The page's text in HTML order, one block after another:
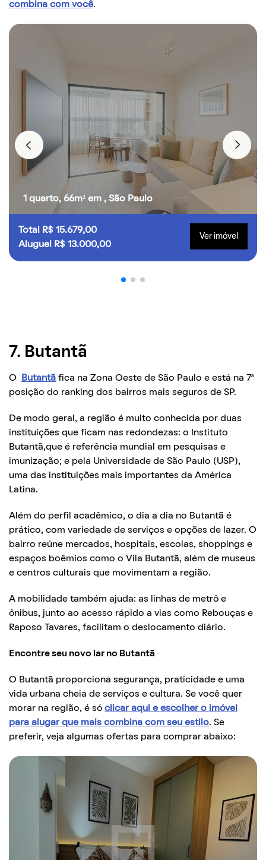
combina com você.
1 quarto, 66m² em , São Paulo
Total R$ 15.679,00
Aluguel R$ 13.000,00
Ver imóvel
7. Butantã
O Butantã fica na Zona Oeste de São Paulo e está na 7ª
posição do ranking dos bairros mais seguros de SP.
De modo geral, a região é muito conhecida por duas
instituições que ficam nas redondezas: o Instituto
Butantã,que é referência mundial em pesquisas e
imunização; e pela Universidade de São Paulo (USP),
uma das instituições mais importantes da América
Latina.
Além do perfil acadêmico, o dia a dia no Butantã é
prático, com variedade de serviços e opções de lazer. O
bairro reúne mercados, hospitais, escolas, shoppings e
espaços boêmios como o Vila Butantã, além de museus
e centros culturais que movimentam a região.
A mobilidade também ajuda: as linhas de metrô e
ônibus, junto ao acesso rápido a vias como Rebouças e
Raposo Tavares, facilitam o deslocamento diário.
Encontre seu novo lar no Butantã
O Butantã proporciona segurança, praticidade e uma
vida urbana cheia de serviços e cultura. Se você quer
morar na região, é só clicar aqui e escolher o imóvel
para alugar que mais combina com seu estilo. Se
preferir, veja algumas ofertas para comprar abaixo: